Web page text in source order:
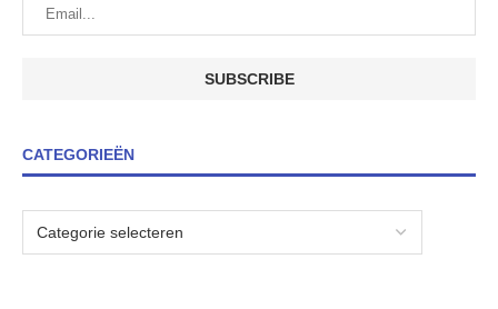
CATEGORIEËN